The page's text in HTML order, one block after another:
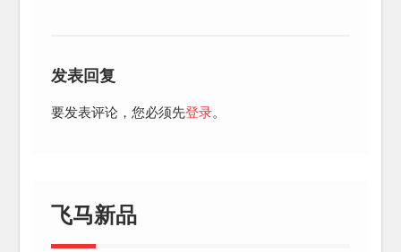
发表回复
要发表评论，您必须先登录。
飞马新品